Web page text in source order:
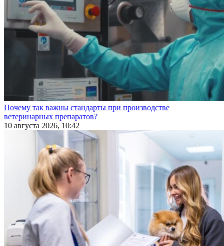
Почему так важны стандарты при производстве
ветеринарных препаратов?
10 августа 2026, 10:42